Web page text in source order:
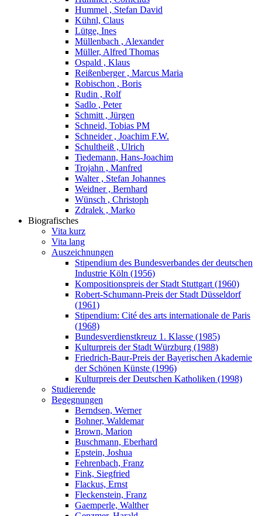
Hummel , Stefan David
Kühnl, Claus
Lütge, Ines
Müllenbach , Alexander
Müller, Alfred Thomas
Ospald , Klaus
Reißenberger , Marcus Maria
Robischon , Boris
Rudin , Rolf
Sadlo , Peter
Schmitt , Jürgen
Schneid, Tobias PM
Schneider , Joachim F.W.
Schultheiß , Ulrich
Tiedemann, Hans-Joachim
Trojahn , Manfred
Walter , Stefan Johannes
Weidner , Bernhard
Wünsch , Christoph
Zdralek , Marko
Biografisches
Vita kurz
Vita lang
Auszeichnungen
Stipendium des Bundesverbandes der deutschen
Industrie Köln (1956)
Kompositionspreis der Stadt Stuttgart (1960)
Robert-Schumann-Preis der Stadt Düsseldorf
(1961)
Stipendium: Cité des arts internationale de Paris
(1968)
Bundesverdienstkreuz 1. Klasse (1985)
Kulturpreis der Stadt Würzburg (1988)
Friedrich-Baur-Preis der Bayerischen Akademie
der Schönen Künste (1996)
Kulturpreis der Deutschen Katholiken (1998)
Studierende
Begegnungen
Berndsen, Werner
Bohner, Waldemar
Brown, Marion
Buschmann, Eberhard
Epstein, Joshua
Fehrenbach, Franz
Fink, Siegfried
Flackus, Ernst
Fleckenstein, Franz
Gaemperle, Walther